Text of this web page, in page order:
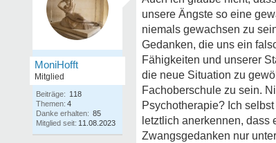
MoniHofft
Mitglied
Beiträge: 118
Themen: 4
Danke erhalten: 85
Mitglied seit: 11.08.2023
unsere Ängste so eine
niemals gewachsen zu
Gedanken, die uns ein
Fähigkeiten und unserer
die neue Situation zu
Fachoberschule zu sein.
Psychotherapie? Ich
letztlich anerkennen,
Zwangsgedanken nur